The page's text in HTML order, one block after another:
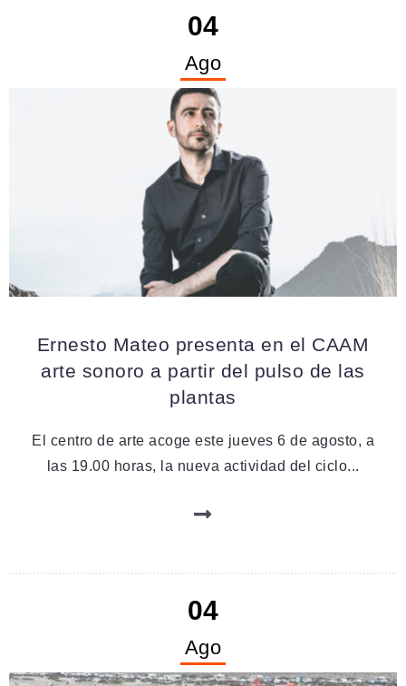
04
Ago
Ernesto Mateo presenta en el CAAM
arte sonoro a partir del pulso de las
plantas
El centro de arte acoge este jueves 6 de agosto, a
las 19.00 horas, la nueva actividad del ciclo...
04
Ago